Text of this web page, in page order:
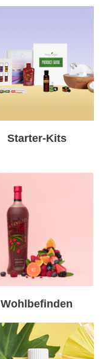
Starter-Kits
Wohlbefinden